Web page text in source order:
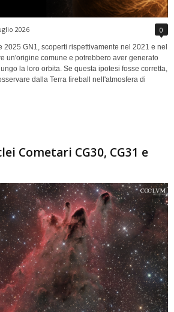
2026 0
2025 GN1, scoperti rispettivamente nel 2021 e nel
un'origine comune e potrebbero aver generato
la loro orbita. Se questa ipotesi fosse corretta,
dalla Terra fireball nell'atmosfera di
Cometari CG30, CG31 e